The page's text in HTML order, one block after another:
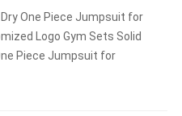
One Piece Jumpsuit for
Logo Gym Sets Solid
Piece Jumpsuit for